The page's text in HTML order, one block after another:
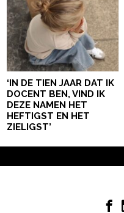
‘IN DE TIEN JAAR DAT IK
DOCENT BEN, VIND IK
DEZE NAMEN HET
HEFTIGST EN HET
ZIELIGST’